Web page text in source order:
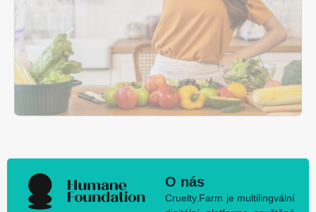
O nás
Cruelty.Farm je multilingvální